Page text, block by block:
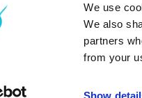
We use
We also
partners
from your
Show